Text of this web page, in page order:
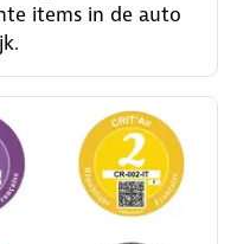
items in de auto